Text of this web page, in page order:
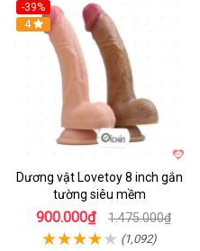
-39%
Hot
4
Dương vật Lovetoy 8 inch gắn
tường siêu mềm
900.000₫ 1.475.000₫
(1,092)